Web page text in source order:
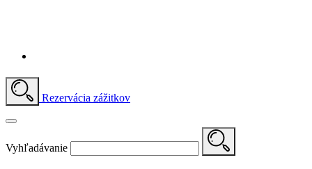
Rezervácia zážitkov
Vyhľadávanie